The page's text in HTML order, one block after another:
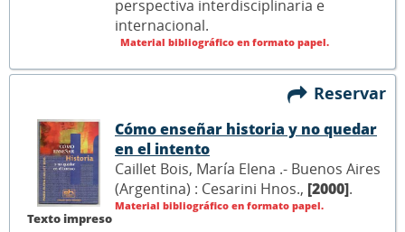
perspectiva interdisciplinaria e
internacional.
Material bibliográfico en formato papel.
Reservar
Texto impreso
Cómo enseñar historia y no quedar
en el intento
Caillet Bois, María Elena .- Buenos Aires
(Argentina) : Cesarini Hnos., [2000].
Material bibliográfico en formato papel.